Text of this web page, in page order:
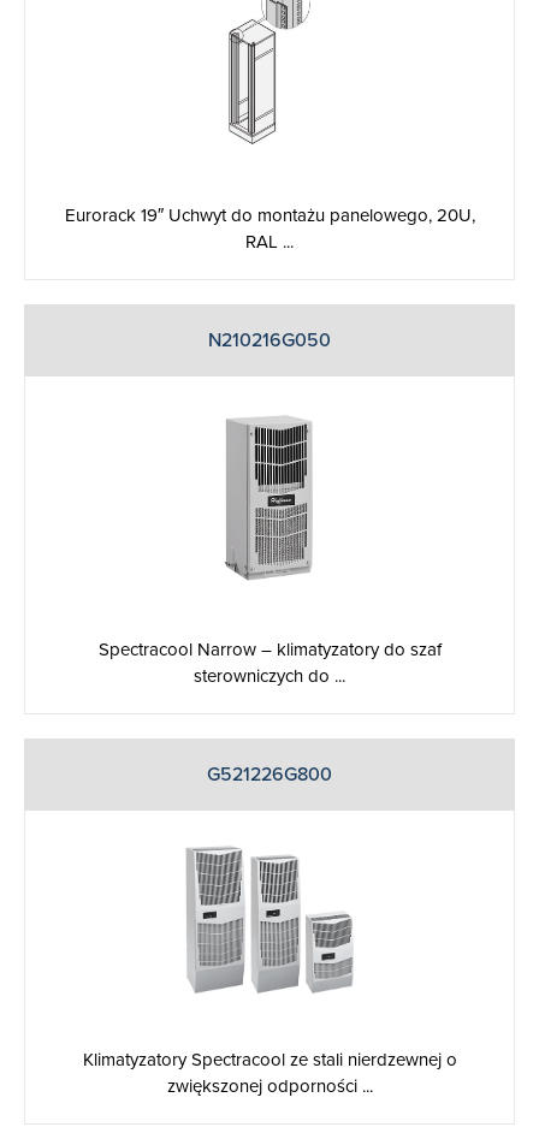
Eurorack 19″ Uchwyt do montażu panelowego, 20U,
RAL ...
N210216G050
Spectracool Narrow – klimatyzatory do szaf
sterowniczych do ...
G521226G800
Klimatyzatory Spectracool ze stali nierdzewnej o
zwiększonej odporności ...